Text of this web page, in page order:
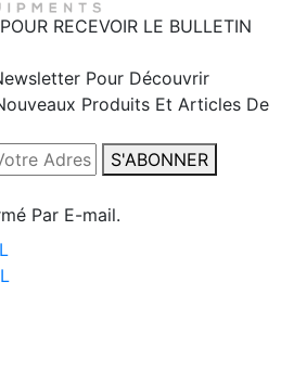
RECEVOIR LE BULLETIN
Pour Découvrir
Produits Et Articles De
S'ABONNER
Par E-mail.